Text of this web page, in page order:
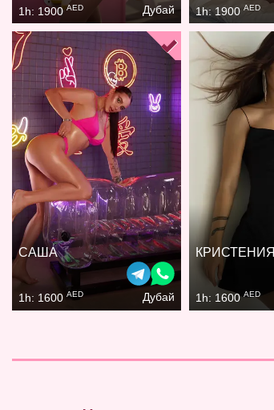
1h: 1900 AED Дубай 1h: 1900 AED
САША
1h: 1600 AED Дубай
КРИСТЕНИЯ
1h: 1600AED